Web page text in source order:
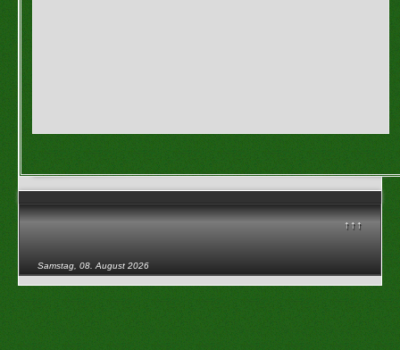
↑↑↑
Samstag, 08. August 2026